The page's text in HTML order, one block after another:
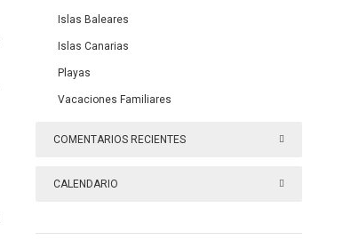
Islas Baleares
Islas Canarias
Playas
Vacaciones Familiares
COMENTARIOS RECIENTES
CALENDARIO
agosto 2017